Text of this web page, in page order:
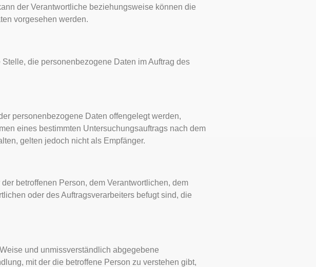
der Verantwortliche beziehungsweise können die
vorgesehen werden.
die personenbezogene Daten im Auftrag des
personenbezogene Daten offengelegt werden,
eines bestimmten Untersuchungsauftrags nach dem
gelten jedoch nicht als Empfänger.
betroffenen Person, dem Verantwortlichen, dem
oder des Auftragsverarbeiters befugt sind, die
und unmissverständlich abgegebene
mit der die betroffene Person zu verstehen gibt,